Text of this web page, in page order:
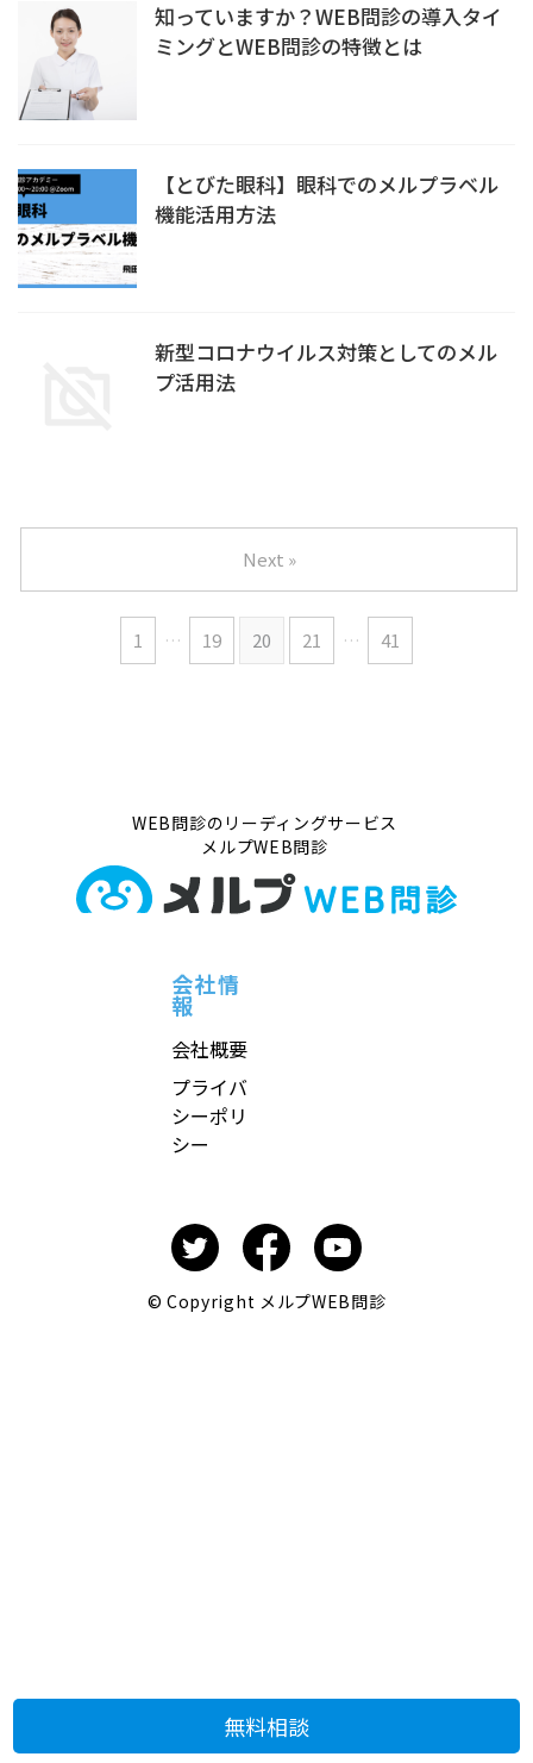
無料相談
知っていますか？WEB問診の導入タイ
ミングとWEB問診の特徴とは
【とびた眼科】眼科でのメルプラベル
機能活用方法
新型コロナウイルス対策としてのメル
プ活用法
1 … 19 20 21 … 41
Next »
WEB問診のリーディングサービス
メルプWEB問診
会社情
報
会社概要
プライバ
シーポリ
シー
© Copyright メルプWEB問診